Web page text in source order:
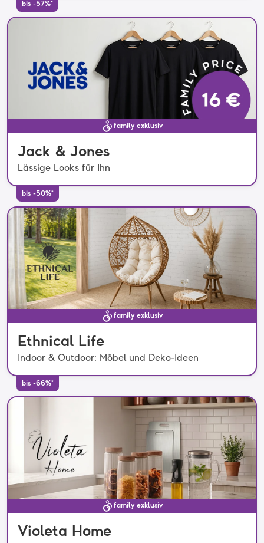
bis -57%*
family exklusiv
Jack & Jones
Lässige Looks für Ihn
bis -50%*
family exklusiv
Ethnical Life
Indoor & Outdoor: Möbel und Deko-Ideen
bis -66%*
family exklusiv
Violeta Home